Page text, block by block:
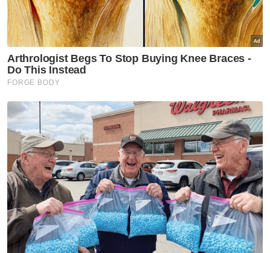
ARTIKEL BERKAITAN:
ALLAH
Hamzah seru semua pihak tidak buat
spekulasi isu kalimah ALLAH
Isu kalimah ALLAH: Turun ke jalan, PDRM
ambil tindakan tegas
Artikel Berkaitan:
Apa di sebalik kesungguhan bukan Islam mahu guna